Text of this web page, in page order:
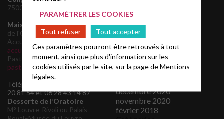
75001 Paris
Maison Presbytérale4 rue
de l'Oratoire, 75001 Paris
Accueil:
accueil@oratoiredulouvre.fr
Pasteur :
pasteur@oratoiredulouvre.fr
Téléphone pasteurs : 06 61
20 81 54 et 06 28 43 14 87
Desserte de l’Oratoire
M° Louvre-Rivoli ou Palais-
avril 2024
mars 2024
janvier 2024
novembre 2023
août 2023
mars 2022
juin 2021
décembre 2020
novembre 2020
février 2018
PARAMÉTRER LES COOKIES
Tout refuser
Tout accepter
Ces paramètres pourront être retrouvés à tout
moment, ainsi que plus d'information sur les
cookies utilisés par le site, sur la page deMentions
légales.